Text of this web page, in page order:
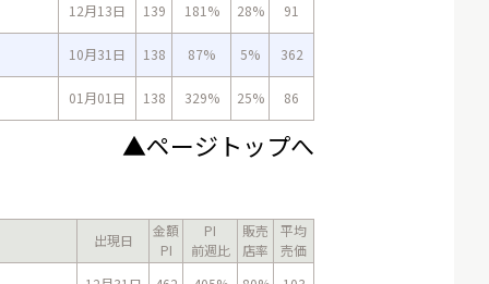
12月13日 139 181% 28% 91
10月31日 138 87% 5% 362
01月01日 138 329% 25% 86
▲ページトップへ
出現日
金額
PI
PI
前週比
販売
店率
平均
売価